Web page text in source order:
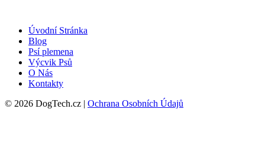
Úvodní Stránka
Blog
Psí plemena
Výcvik Psů
O Nás
Kontakty
© 2026 DogTech.cz | Ochrana Osobních Údajů